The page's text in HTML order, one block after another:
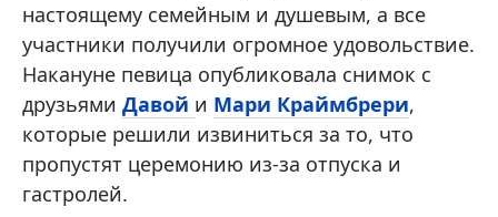
настоящему семейным и душевым, а все
участники получили огромное удовольствие.
Накануне певица опубликовала снимок с
друзьями Давой и Мари Краймбрери,
которые решили извиниться за то, что
пропустят церемонию из-за отпуска и
гастролей.